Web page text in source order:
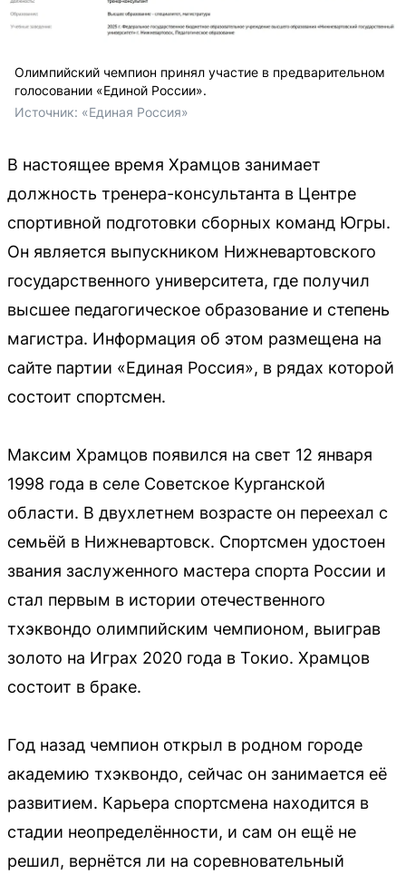
Олимпийский чемпион принял участие в предварительном
голосовании «Единой России».
Источник: «Единая Россия»
В настоящее время Храмцов занимает
должность тренера-консультанта в Центре
спортивной подготовки сборных команд Югры.
Он является выпускником Нижневартовского
государственного университета, где получил
высшее педагогическое образование и степень
магистра. Информация об этом размещена на
сайте партии «Единая Россия», в рядах которой
состоит спортсмен.
Максим Храмцов появился на свет 12 января
1998 года в селе Советское Курганской
области. В двухлетнем возрасте он переехал с
семьёй в Нижневартовск. Спортсмен удостоен
звания заслуженного мастера спорта России и
стал первым в истории отечественного
тхэквондо олимпийским чемпионом, выиграв
золото на Играх 2020 года в Токио. Храмцов
состоит в браке.
Год назад чемпион открыл в родном городе
академию тхэквондо, сейчас он занимается её
развитием. Карьера спортсмена находится в
стадии неопределённости, и сам он ещё не
решил, вернётся ли на соревновательный